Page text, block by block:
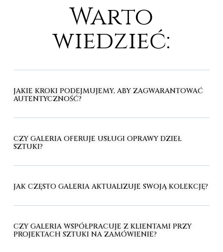
Warto
wiedzieć:
JAKIE KROKI PODEJMUJEMY, ABY ZAGWARANTOWAĆ
AUTENTYCZNOŚĆ?
CZY GALERIA OFERUJE USŁUGI OPRAWY DZIEŁ
SZTUKI?
JAK CZĘSTO GALERIA AKTUALIZUJE SWOJĄ KOLEKCJĘ?
CZY GALERIA WSPÓŁPRACUJE Z KLIENTAMI PRZY
PROJEKTACH SZTUKI NA ZAMÓWIENIE?